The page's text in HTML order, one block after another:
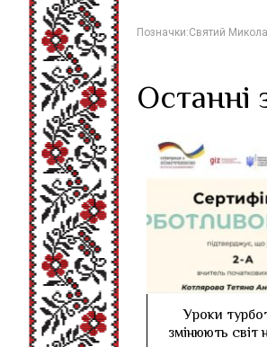
Позначки:Святий
Останні
Уроки
змінюють світ